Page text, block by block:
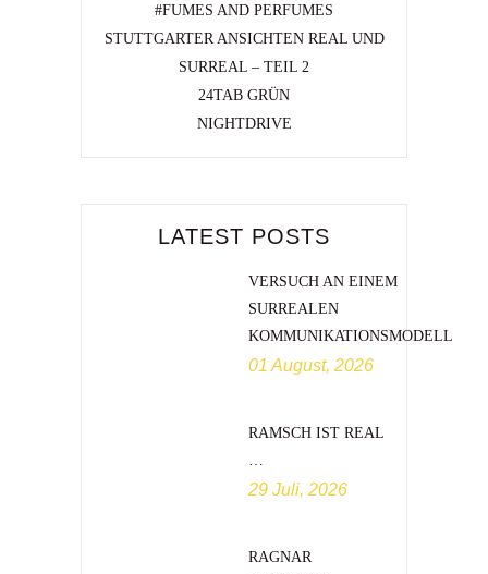
#FUMES AND PERFUMES
STUTTGARTER ANSICHTEN REAL UND
SURREAL – TEIL 2
24TAB GRÜN
NIGHTDRIVE
LATEST POSTS
VERSUCH AN EINEM
SURREALEN
KOMMUNIKATIONSMODELL
01 August, 2026
RAMSCH IST REAL
29 Juli, 2026
RAGNAR